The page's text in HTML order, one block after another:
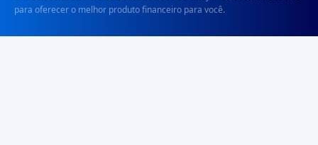
para oferecer o melhor produto financeiro para você.